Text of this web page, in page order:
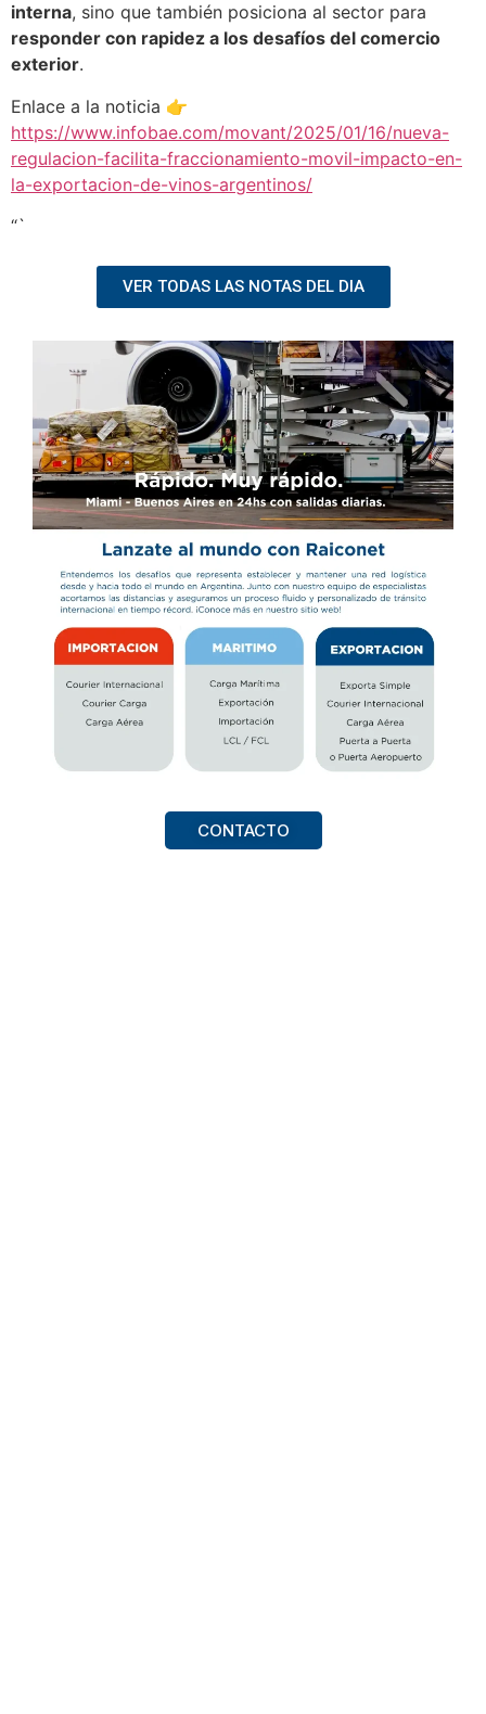
interna, sino que también posiciona al sector para
responder con rapidez a los desafíos del comercio
exterior.
Enlace a la noticia 👉
https://www.infobae.com/movant/2025/01/16/nueva-
regulacion-facilita-fraccionamiento-movil-impacto-en-
la-exportacion-de-vinos-argentinos/
“`
VER TODAS LAS NOTAS DEL DIA
CONTACTO